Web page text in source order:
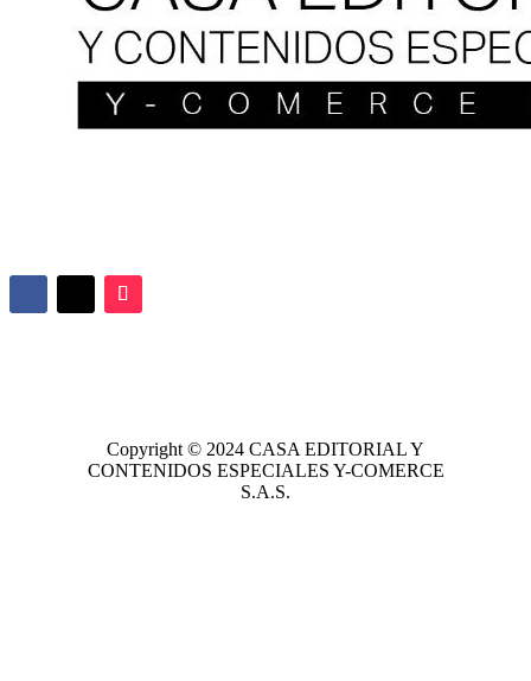
Copyright © 2024 CASA EDITORIALY
CONTENIDOS ESPECIALES Y-COMERCE
S.A.S.